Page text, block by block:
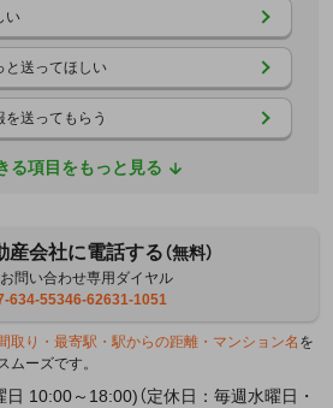
い
と送ってほしい
送ってもらう
る項目をもっと見る
産会社に電話する（無料）
問い合わせ専用ダイヤル
634-55346-62631-1051
取り・最寄駅・駅からの距離・マンション名 を
ムーズです。
10:00～18:00)（定休日：毎週水曜日・